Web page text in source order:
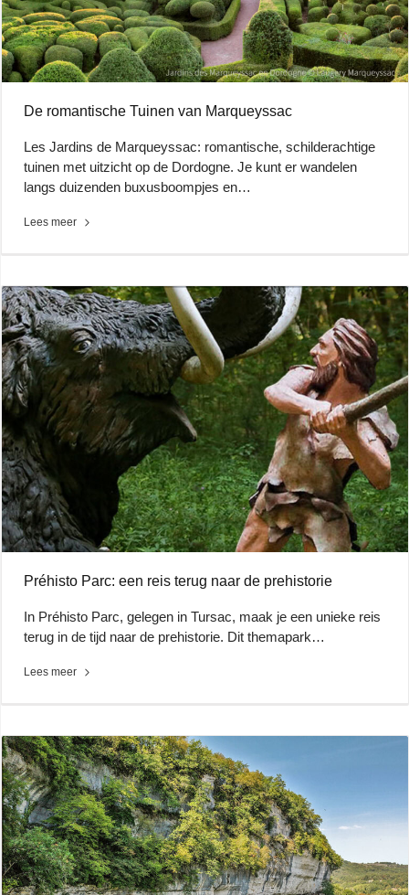
De romantische Tuinen van Marqueyssac
Les Jardins de Marqueyssac: romantische, schilderachtige
tuinen met uitzicht op de Dordogne. Je kunt er wandelen
langs duizenden buxusboompjes en…
Lees meer
Préhisto Parc: een reis terug naar de prehistorie
In Préhisto Parc, gelegen in Tursac, maak je een unieke reis
terug in de tijd naar de prehistorie. Dit themapark…
Lees meer